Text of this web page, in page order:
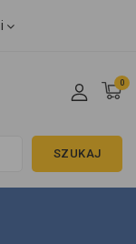
0
SZUKAJ